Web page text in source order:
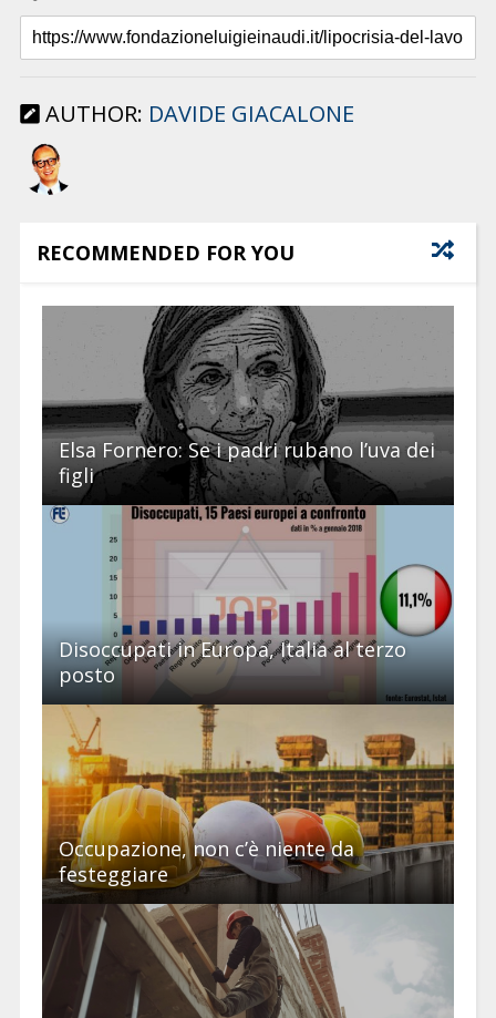
AUTHOR: DAVIDE GIACALONE
RECOMMENDED FOR YOU
Elsa Fornero: Se i padri rubano l’uva dei
figli
Disoccupati in Europa, Italia al terzo
posto
Occupazione, non c’è niente da
festeggiare